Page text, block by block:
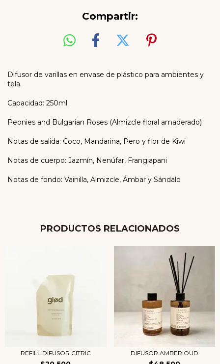
Compartir:
Difusor de varillas en envase de plástico para ambientes y
tela.
Capacidad: 250ml.
Peonies and Bulgarian Roses (Almizcle floral amaderado)
Notas de salida: Coco, Mandarina, Pero y flor de Kiwi
Notas de cuerpo: Jazmín, Nenúfar, Frangiapani
Notas de fondo: Vainilla, Almizcle, Ámbar y Sándalo
PRODUCTOS RELACIONADOS
REFILL DIFUSOR CITRIC DIFUSOR AMBER OUD